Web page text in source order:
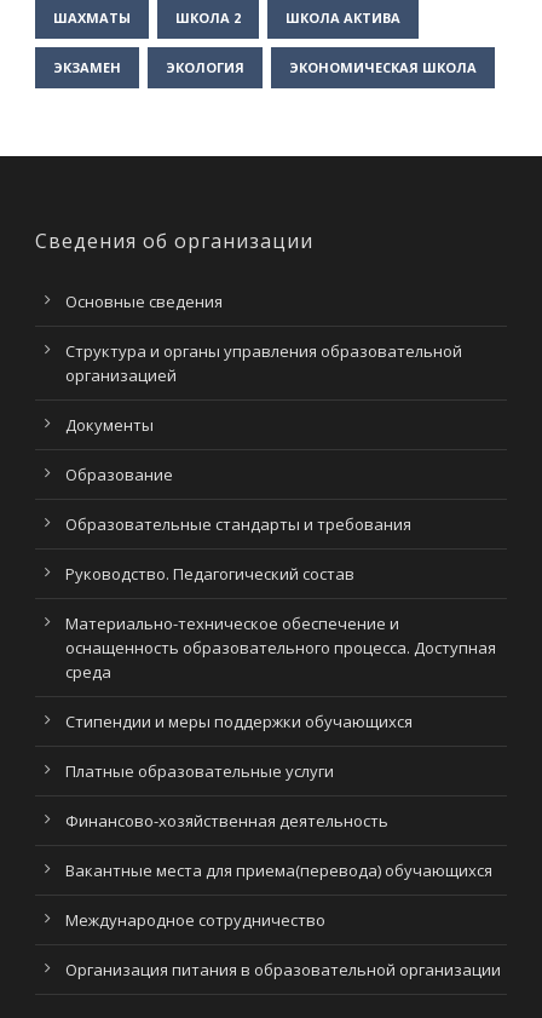
ШАХМАТЫ ШКОЛА 2 ШКОЛА АКТИВА
ЭКЗАМЕН ЭКОЛОГИЯ ЭКОНОМИЧЕСКАЯ ШКОЛА
Сведения об организации
Основные сведения
Структура и органы управления образовательной
организацией
Документы
Образование
Образовательные стандарты и требования
Руководство. Педагогический состав
Материально-техническое обеспечение и
оснащенность образовательного процесса. Доступная
среда
Стипендии и меры поддержки обучающихся
Платные образовательные услуги
Финансово-хозяйственная деятельность
Вакантные места для приема(перевода) обучающихся
Международное сотрудничество
Организация питания в образовательной организации